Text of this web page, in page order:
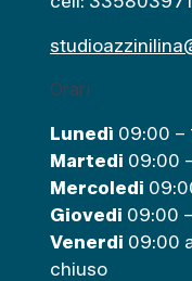
Orari
Lunedì 09:00 –
Martedi 09:00
Mercoledi
Giovedi 09:00
Venerdi 09:00
chiuso